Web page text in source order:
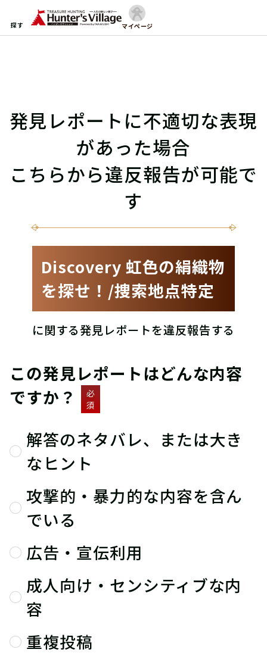
探す マイページ
発見レポートに不適切な表現
があった場合
こちらから違反報告が可能で
す
Discovery 虹色の絹織物
を探せ！/捜索地点特定
に関する発見レポートを違反報告する
この発見レポートはどんな内容
ですか？
必
須
解答のネタバレ、または大き
なヒント
攻撃的・暴力的な内容を含ん
でいる
広告・宣伝利用
成人向け・センシティブな内
容
重複投稿